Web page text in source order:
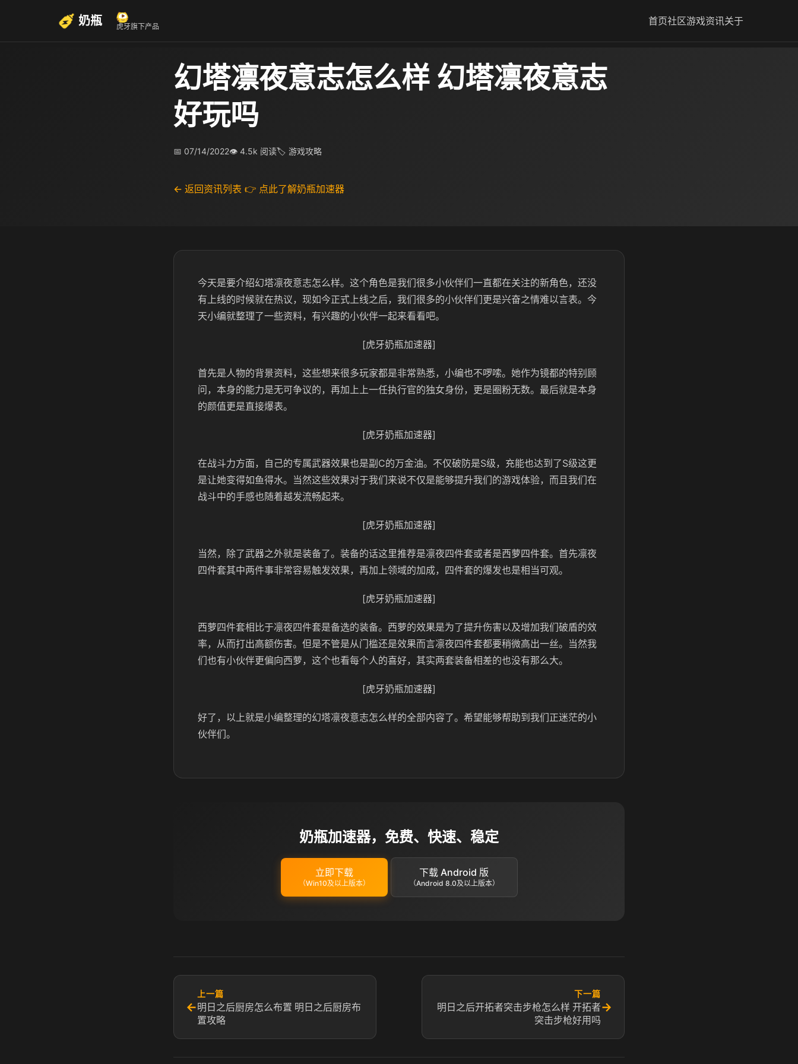
奶瓶 虎牙旗下产品 首页社区游戏资讯关于
幻塔凛夜意志怎么样 幻塔凛夜意志
好玩吗
📅 07/14/2022👁 4.5k 阅读🏷 游戏攻略
← 返回资讯列表 👉 点此了解奶瓶加速器
今天是要介绍幻塔凛夜意志怎么样。这个角色是我们很多小伙伴们一直都在关注的新角色，还没
有上线的时候就在热议，现如今正式上线之后，我们很多的小伙伴们更是兴奋之情难以言表。今
天小编就整理了一些资料，有兴趣的小伙伴一起来看看吧。
[虎牙奶瓶加速器]
首先是人物的背景资料，这些想来很多玩家都是非常熟悉，小编也不啰嗦。她作为镜都的特别顾
问，本身的能力是无可争议的，再加上上一任执行官的独女身份，更是圈粉无数。最后就是本身
的颜值更是直接爆表。
[虎牙奶瓶加速器]
在战斗力方面，自己的专属武器效果也是副C的万金油。不仅破防是S级，充能也达到了S级这更
是让她变得如鱼得水。当然这些效果对于我们来说不仅是能够提升我们的游戏体验，而且我们在
战斗中的手感也随着越发流畅起来。
[虎牙奶瓶加速器]
当然，除了武器之外就是装备了。装备的话这里推荐是凛夜四件套或者是西萝四件套。首先凛夜
四件套其中两件事非常容易触发效果，再加上领域的加成，四件套的爆发也是相当可观。
[虎牙奶瓶加速器]
西萝四件套相比于凛夜四件套是备选的装备。西萝的效果是为了提升伤害以及增加我们破盾的效
率，从而打出高额伤害。但是不管是从门槛还是效果而言凛夜四件套都要稍微高出一丝。当然我
们也有小伙伴更偏向西萝，这个也看每个人的喜好，其实两套装备相差的也没有那么大。
[虎牙奶瓶加速器]
好了，以上就是小编整理的幻塔凛夜意志怎么样的全部内容了。希望能够帮助到我们正迷茫的小
伙伴们。
奶瓶加速器，免费、快速、稳定
立即下载
（Win10及以上版本）
下载 Android 版
（Android 8.0及以上版本）
←
上一篇
明日之后厨房怎么布置 明日之后厨房布
置攻略
下一篇
明日之后开拓者突击步枪怎么样 开拓者
突击步枪好用吗
→